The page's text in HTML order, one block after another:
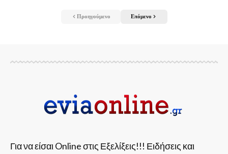
Προηγούμενο Επόμενο
Για να είσαι Online στις Εξελίξεις!!! Ειδήσεις και